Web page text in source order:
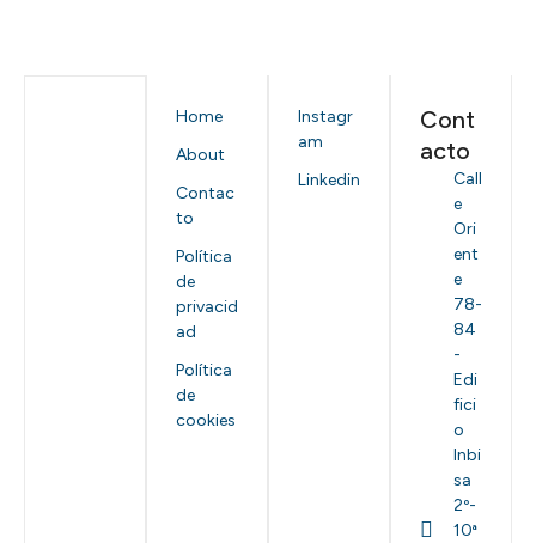
Home
About
Contac
to
Política
de
privacid
ad
Política
de
cookies
Instagr
am
Linkedin
Cont
acto
Call
e
Ori
ent
e
78-
84
-
Edi
fici
o
Inbi
sa
2º-
10ª